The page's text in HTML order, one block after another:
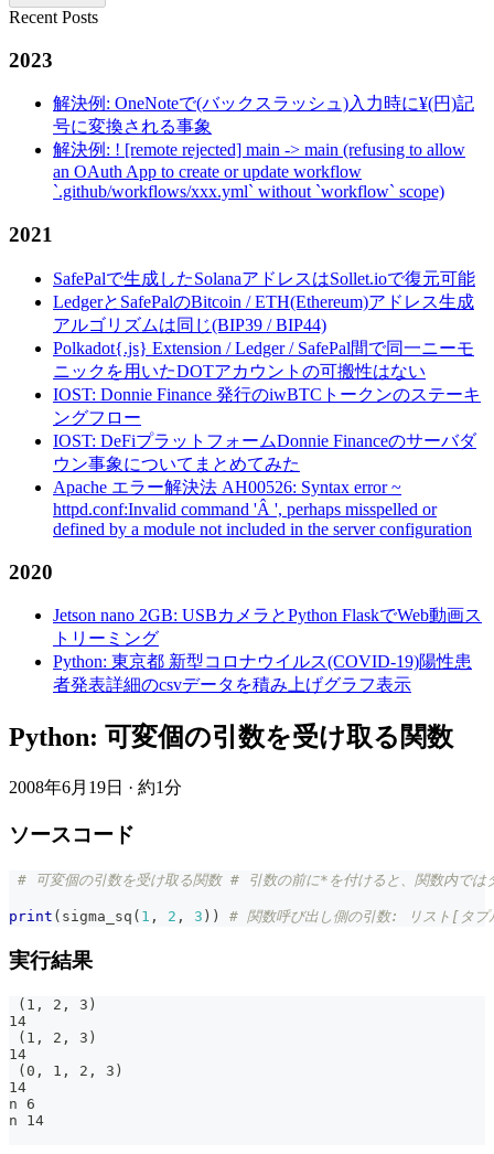
Recent Posts
2023
解決例: OneNoteで(バックスラッシュ)入力時に¥(円)記
号に変換される事象
解決例: ! [remote rejected] main -> main (refusing to allow
an OAuth App to create or update workflow
`.github/workflows/xxx.yml` without `workflow` scope)
2021
SafePalで生成したSolanaアドレスはSollet.ioで復元可能
LedgerとSafePalのBitcoin / ETH(Ethereum)アドレス生成
アルゴリズムは同じ(BIP39 / BIP44)
Polkadot{.js} Extension / Ledger / SafePal間で同一ニーモ
ニックを用いたDOTアカウントの可搬性はない
IOST: Donnie Finance 発行のiwBTCトークンのステーキ
ングフロー
IOST: DeFiプラットフォームDonnie Financeのサーバダ
ウン事象についてまとめてみた
Apache エラー解決法 AH00526: Syntax error ~
httpd.conf:Invalid command 'Â ', perhaps misspelled or
defined by a module not included in the server configuration
2020
Jetson nano 2GB: USBカメラとPython FlaskでWeb動画ス
トリーミング
Python: 東京都 新型コロナウイルス(COVID-19)陽性患
者発表詳細のcsvデータを積み上げグラフ表示
Python: 可変個の引数を受け取る関数
2008年6月19日 · 約1分
ソースコード
# 可変個の引数を受け取る関数 # 引数の前に*を付けると、
print ( sigma_sq ( 1 , 2 , 3 ) ) # 関数呼び出し側の引数: リス
実行結果
(1, 2, 3)
14
(1, 2, 3)
14
(0, 1, 2, 3)
14
n 6
n 14